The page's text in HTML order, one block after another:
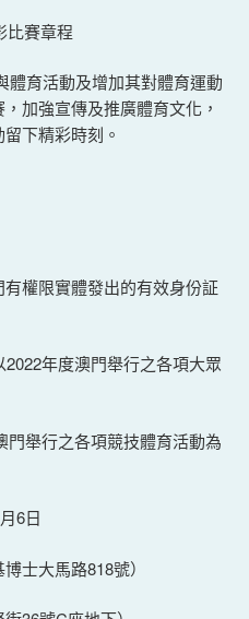
比賽章程
體育活動及增加其對體育運動
加強宣傳及推廣體育文化，
下精彩時刻。
權限實體發出的有效身份証
年度澳門舉行之各項大眾
門舉行之各項競技體育活動為
6日
士大馬路818號）